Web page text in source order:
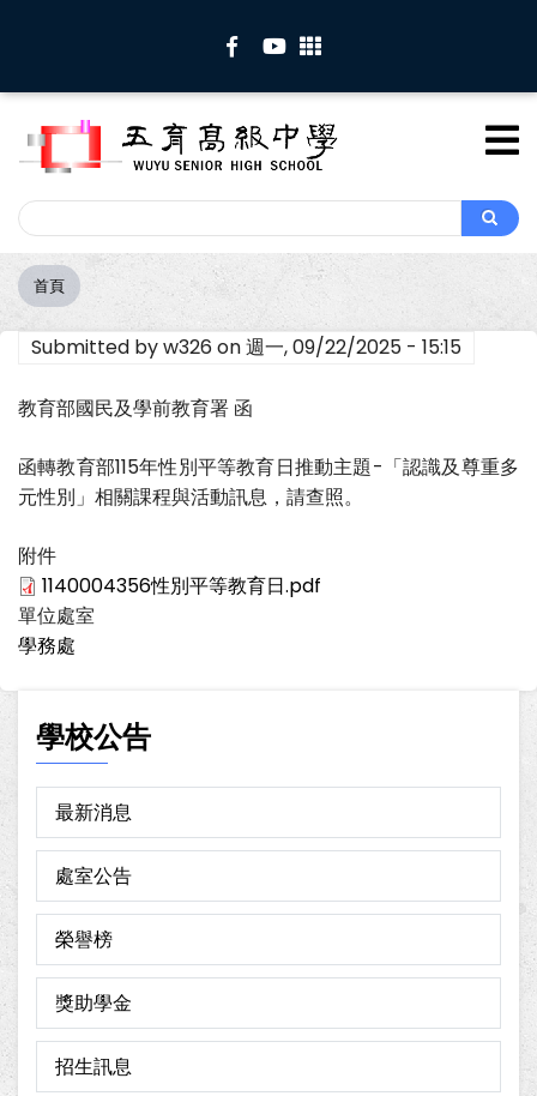
內
Search
Search
導
航
連
首頁
Submitted byw326 on週一, 09/22/2025 - 15:15
教育部國民及學前教育署 函
函轉教育部115年性別平等教育日推動主題-「認識及尊重多
元性別」相關課程與活動訊息，請查照。
附件
1140004356性別平等教育日.pdf
單位處室
學務處
學校公告
最新消息
處室公告
榮譽榜
獎助學金
招生訊息